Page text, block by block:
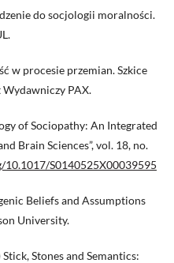
do socjologii moralności.
w procesie przemian. Szkice
PAX.
of Sociopathy: An Integrated
Brain Sciences”, vol. 18, no.
10.1017/S0140525X00039595
Beliefs and Assumptions
University.
Stones and Semantics: